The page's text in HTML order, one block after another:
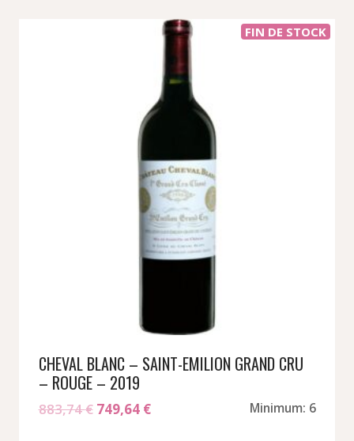
FIN DE STOCK
CHEVAL BLANC – SAINT-EMILION GRAND CRU
– ROUGE – 2019
883,74€ Le
749,64 €Le
Minimum: 6